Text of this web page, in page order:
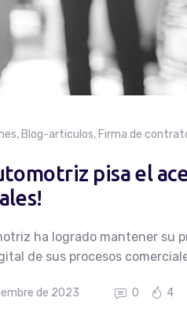
, Blog-articulos, Firma de
pisa el
ha logrado mantener su
de sus procesos
de 2023 0 4